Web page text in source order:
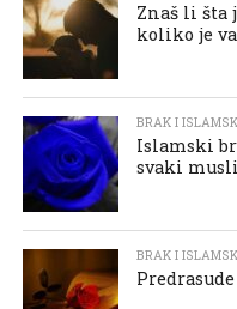
Znaš li šta
koliko je
BRAK I
Islamski
svaki
BRAK I